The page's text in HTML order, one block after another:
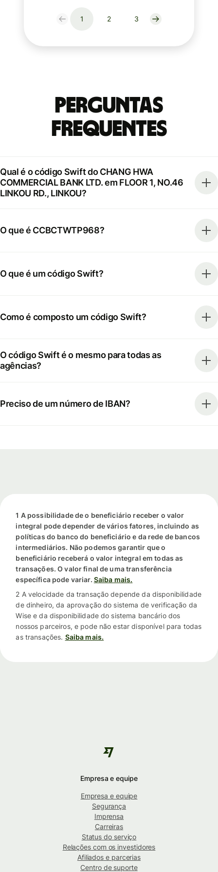
1 2 3
Perguntas
frequentes
Qual é o código Swift do CHANG HWA
COMMERCIAL BANK LTD. em FLOOR 1, NO.46
LINKOU RD., LINKOU?
O que é CCBCTWTP968?
O que é um código Swift?
Como é composto um código Swift?
O código Swift é o mesmo para todas as
agências?
Preciso de um número de IBAN?
1 A possibilidade de o beneficiário receber o valor
integral pode depender de vários fatores, incluindo as
políticas do banco do beneficiário e da rede de bancos
intermediários. Não podemos garantir que o
beneficiário receberá o valor integral em todas as
transações. O valor final de uma transferência
específica pode variar. Saiba mais.
2 A velocidade da transação depende da disponibilidade
de dinheiro, da aprovação do sistema de verificação da
Wise e da disponibilidade do sistema bancário dos
nossos parceiros, e pode não estar disponível para todas
as transações. Saiba mais.
Empresa e equipe
Empresa e equipe
Segurança
Imprensa
Carreiras
Status do serviço
Relações com os investidores
Afiliados e parcerias
Centro de suporte